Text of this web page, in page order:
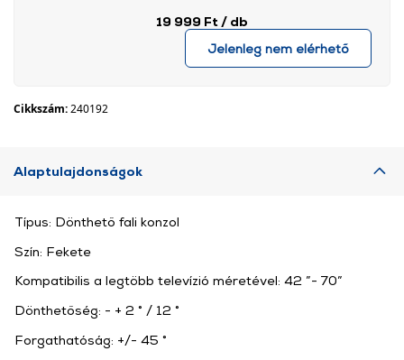
19 999 Ft / db
Jelenleg nem elérhető
Cikkszám:240192
Alaptulajdonságok
Típus: Dönthető fali konzol
Szín: Fekete
Kompatibilis a legtöbb televízió méretével: 42 ”- 70”
Dönthetőség: - + 2 ° / 12 °
Forgathatóság: +/- 45 °